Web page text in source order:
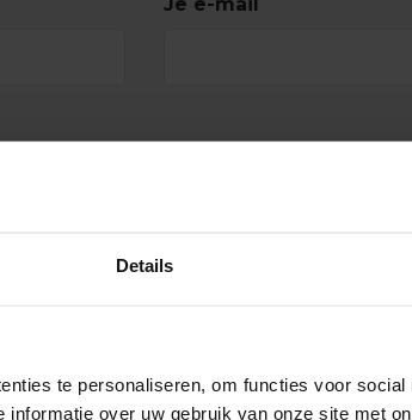
Details
te personaliseren, om functies voor social
over uw gebruik van onze site met